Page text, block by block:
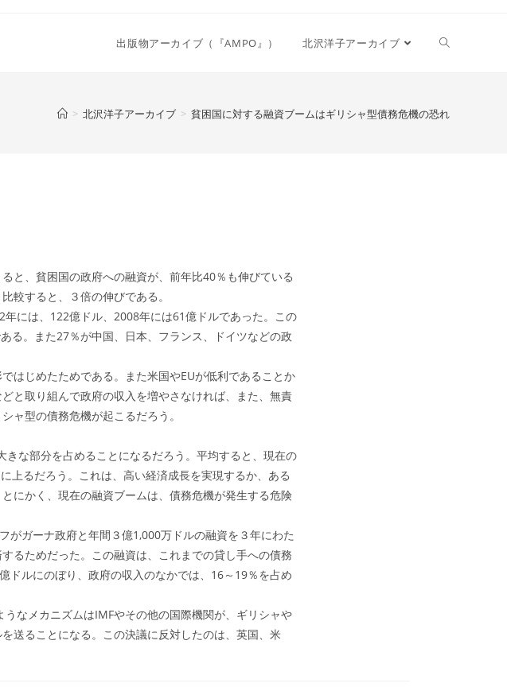
出版物アーカイブ（『AMPO』） 北沢洋子アーカイブ Toggle
> 北沢洋子アーカイブ > 貧困国に対する融資ブームはギリシャ型債務危機の恐れ
と、貧困国の政府への融資が、前年比40％も伸びている
較すると、３倍の伸びである。
には、122億ドル、2008年には61億ドルであった。この
る。また27％が中国、日本、フランス、ドイツなどの政
はじめたためである。また米国やEUが低利であることか
と取り組んで政府の収入を増やさなければ、また、無責
ャ型の債務危機が起こるだろう。
な部分を占めることになるだろう。平均すると、現在の
上るだろう。これは、高い経済成長を実現するか、ある
にかく、現在の融資ブームは、債務危機が発生する危険
ガーナ政府と年間３億1,000万ドルの融資を３年にわた
るためだった。この融資は、これまでの貸し手への債務
ドルにのぼり、政府の収入のなかでは、16～19％を占め
なメカニズムはIMFやその他の国際機関が、ギリシャや
送ることになる。この決議に反対したのは、英国、米